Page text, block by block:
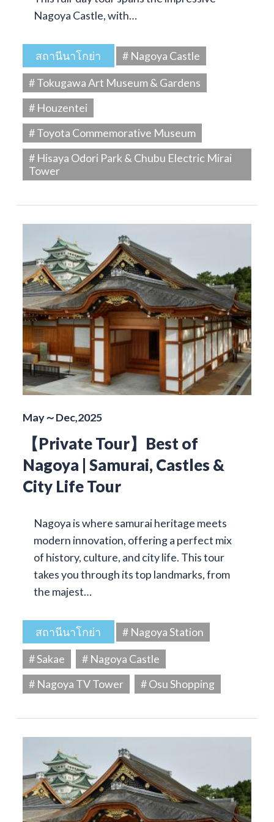
Nagoya Castle, with…
สถานีนาโกย่า
# Nagoya Castle
# Tokugawa Art Museum & Gardens
# Houzentei
# Toyota Commemorative Museum
# Hisaya Odori Park & Chubu Electric Mirai
Tower
May～Dec,2025
【Private Tour】Best of
Nagoya | Samurai, Castles &
City Life Tour
Nagoya is where samurai heritage meets
modern innovation, offering a perfect mix
of history, culture, and city life. This tour
takes you through its top landmarks, from
the majest…
สถานีนาโกย่า
# Nagoya Station
# Sakae
# Nagoya Castle
# Nagoya TV Tower
# Osu Shopping